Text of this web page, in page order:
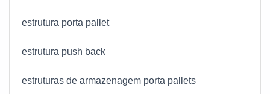
estrutura porta pallet
estrutura push back
estruturas de armazenagem porta pallets